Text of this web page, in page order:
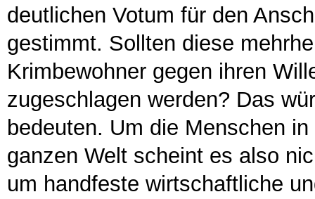
deutlichen Votum für den
gestimmt. Sollten diese
Krimbewohner gegen ihren
zugeschlagen werden? Das
bedeuten. Um die Menschen
ganzen Welt scheint es also
um handfeste wirtschaftliche